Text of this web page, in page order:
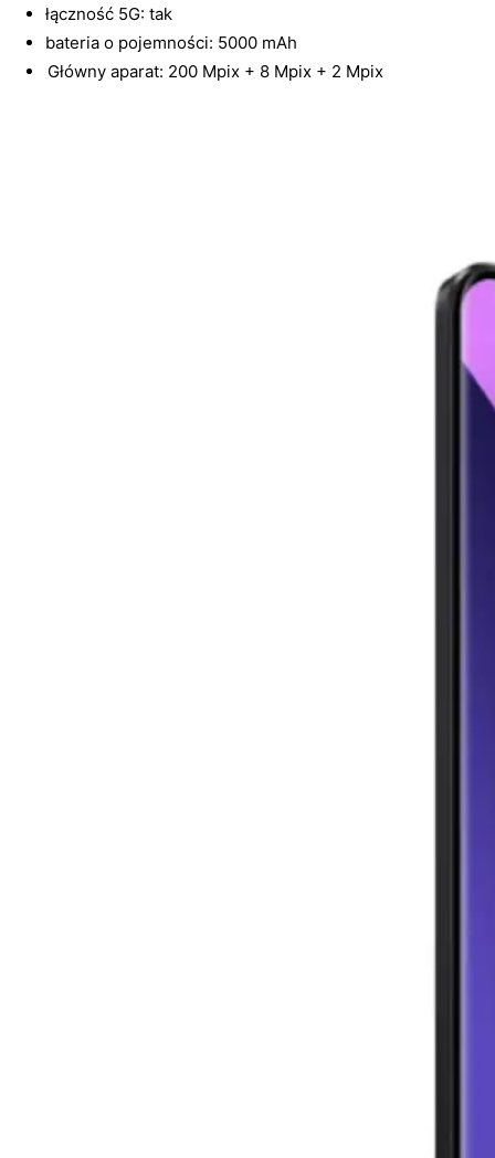
łączność 5G: tak
bateria o pojemności: 5000 mAh
Główny aparat: 200 Mpix + 8 Mpix + 2 Mpix